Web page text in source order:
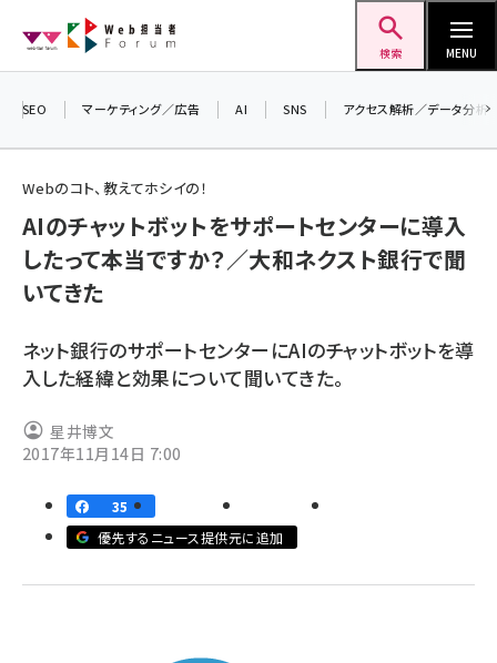
ン
検索 MENU
seo (3526)
ai (2807)
note (2312)
z世代 (1622)
meo (1275)
llmo (1163)
SEO マーケティング／広告 AI SNS アクセス解析／データ分析
Webのコト、教えてホシイの！
AIのチャットボットをサポートセンターに導入
したって本当ですか？／大和ネクスト銀行で聞
いてきた
ネット銀行のサポートセンターにAIのチャットボットを導
入した経緯と効果について聞いてきた。
星井博文
2017年11月14日 7:00
35
優先するニュース提供元に追加